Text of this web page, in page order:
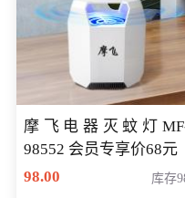
摩飞电器灭蚊灯
98552 会员专享价68元
98.00
库存